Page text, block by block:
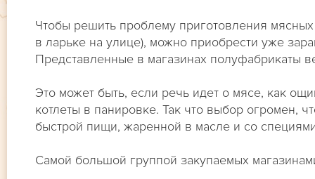
Чтобы решить проблему приготовления
в ларьке на улице), можно приобрести уже
Представленные в магазинах полуфабрикаты
Это может быть, если речь идет о мясе, как
котлеты в панировке. Так что выбор огромен,
быстрой пищи, жаренной в масле и со
Самой большой группой закупаемых